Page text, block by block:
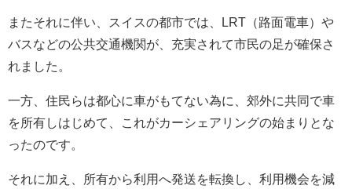
またそれに伴い、スイスの都市では、LRT（路面電車）や
バスなどの公共交通機関が、充実されて市民の足が確保さ
れました。
一方、住民らは都心に車がもてない為に、郊外に共同で車
を所有しはじめて、これがカーシェアリングの始まりとな
ったのです。
それに加え、所有から利用へ発送を転換し、利用機会を減